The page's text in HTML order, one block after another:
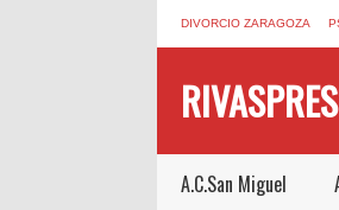
DIVORCIO ZARAGOZA
A.C.San Miguel